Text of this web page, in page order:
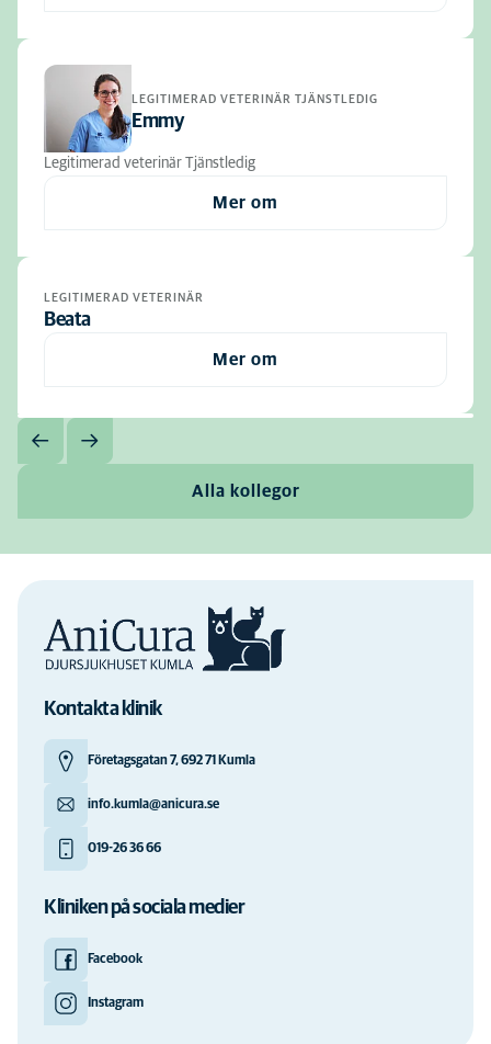
LEGITIMERAD VETERINÄR TJÄNSTLEDIG
Emmy
Legitimerad veterinär Tjänstledig
Mer om
LEGITIMERAD VETERINÄR
Beata
Mer om
Alla kollegor
Kontakta klinik
Företagsgatan 7, 692 71 Kumla
info.kumla@anicura.se
019-26 36 66
Kliniken på sociala medier
Facebook
Instagram